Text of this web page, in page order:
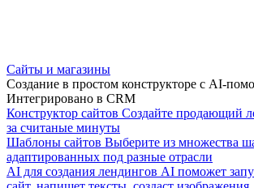
Сайты и магазины
Создание в простом конструкторе с AI-
Интегрировано в CRM
Конструктор сайтов Создайте продающий
за считаные минуты
Шаблоны сайтов Выберите из множества
адаптированных под разные отрасли
AI для создания лендингов AI поможет